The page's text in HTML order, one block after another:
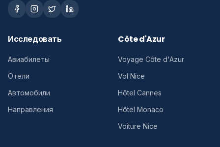
Исследовать
Авиабилеты
Отели
Автомобили
Направления
Côte d'Azur
Voyage Côte d'Azur
Vol Nice
Hôtel Cannes
Hôtel Monaco
Voiture Nice